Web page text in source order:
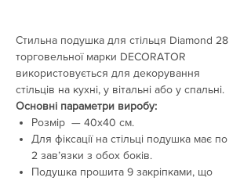
Стильна подушка для стільця Diamond 28
торговельної марки DECORATOR
використовується для декорування
стільців на кухні, у вітальні або у спальні.
Основні параметри виробу:
Розмір — 40х40 см.
Для фіксації на стільці подушка має по
2 зав’язки з обох боків.
Подушка прошита 9 закріпками, що